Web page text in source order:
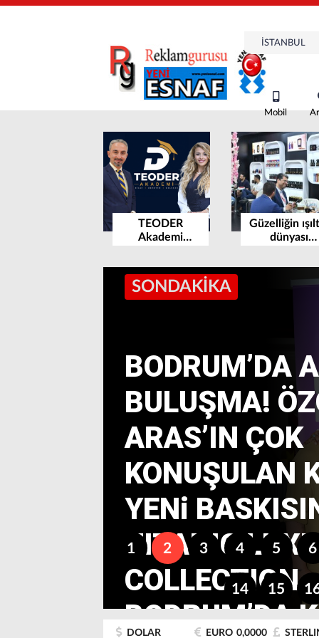
Mobil
TEODER
Akademi
Seda Kor oldu…
Güzelliğin
dünyası
SONDAKİKA
BODRUM’DA
BULUŞMA!
ARAS’IN ÇOK
KONUŞULAN
YENi
TITANIC
COLLECTION
BODRUM’DA
1 2 3 4 5 6
14 15
DOLAR
EURO 0,0000